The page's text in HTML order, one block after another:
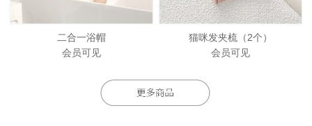
二合一浴帽
会员可见
猫咪发夹梳（2个）
会员可见